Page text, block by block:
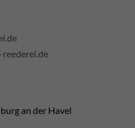
an der Havel